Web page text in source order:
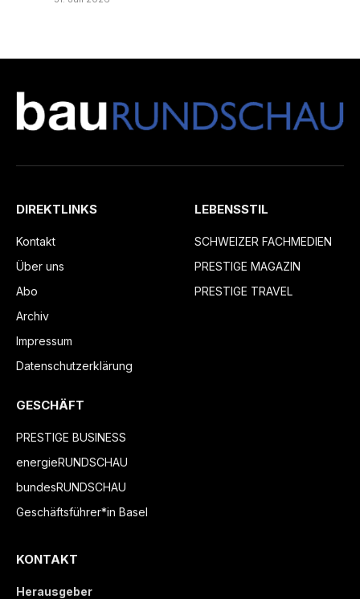
DIREKTLINKS
Kontakt
Über uns
Abo
Archiv
Impressum
Datenschutzerklärung
LEBENSSTIL
SCHWEIZER FACHMEDIEN
PRESTIGE MAGAZIN
PRESTIGE TRAVEL
GESCHÄFT
PRESTIGE BUSINESS
energieRUNDSCHAU
bundesRUNDSCHAU
Geschäftsführer*in Basel
KONTAKT
Herausgeber